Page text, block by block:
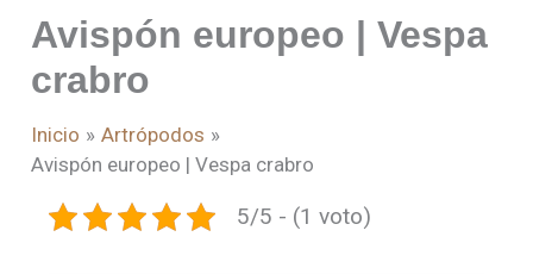
Avispón europeo | Vespa
crabro
Inicio
Artrópodos
Avispón europeo | Vespa crabro
5/5 - (1 voto)